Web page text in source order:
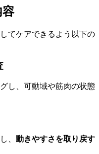
てケアできるよう以下の
し、可動域や筋肉の状態
、 動きやすさを取り戻す